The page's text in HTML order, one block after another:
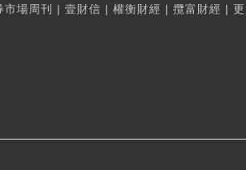
市場周刊 | 壹財信 | 權衡財經 | 攬富財經 |